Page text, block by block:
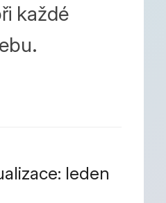
každé
leden